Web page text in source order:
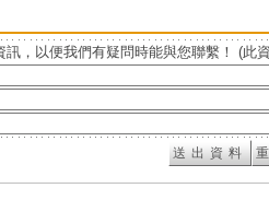
訊，以便我們有疑問時能與您聯繫！ (此